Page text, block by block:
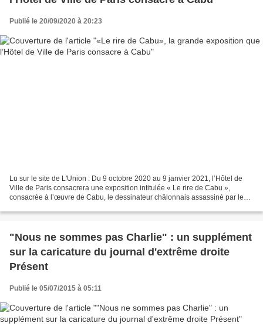
Publié le 20/09/2020 à 20:23
Lu sur le site de L'Union : Du 9 octobre 2020 au 9 janvier 2021, l’Hôtel de
Ville de Paris consacrera une exposition intitulée « Le rire de Cabu »,
consacrée à l’œuvre de Cabu, le dessinateur châlonnais assassiné par les
"Nous ne sommes pas Charlie" : un supplément
sur la caricature du journal d'extrême droite
Présent
Publié le 05/07/2015 à 05:11